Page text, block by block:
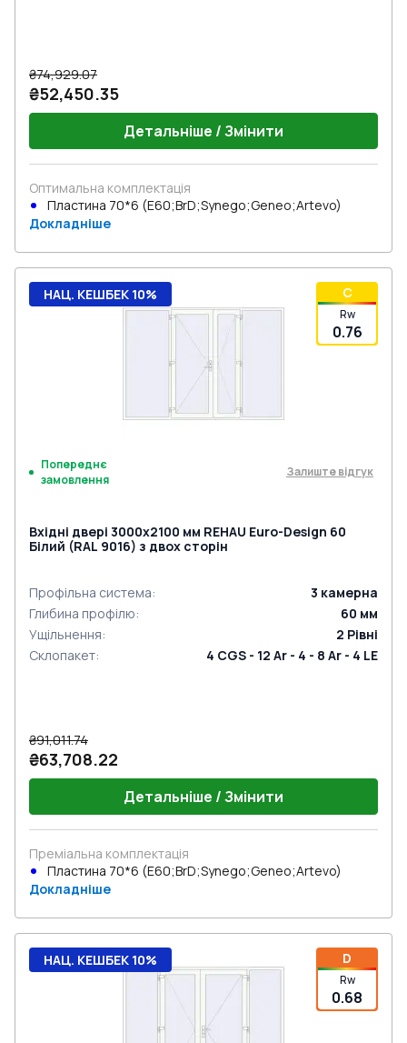
₴74,929.07
₴52,450.35
Детальніше / Змінити
Оптимальна комплектація
Пластина 70*6 (E60;BrD;Synego;Geneo;Artevo)
Докладніше
C
Rw
0.76
НАЦ. КЕШБЕК 10%
Попереднє
замовлення
Залиште відгук
Вхідні двері 3000x2100 мм REHAU Euro-Design 60
Білий (RAL 9016) з двох сторін
Профільна система: 3 камерна
Глибина профілю: 60 мм
Ущільнення: 2 Рівні
Склопакет: 4 CGS - 12 Ar - 4 - 8 Ar - 4 LE
₴91,011.74
₴63,708.22
Детальніше / Змінити
Преміальна комплектація
Пластина 70*6 (E60;BrD;Synego;Geneo;Artevo)
Докладніше
D
Rw
0.68
НАЦ. КЕШБЕК 10%